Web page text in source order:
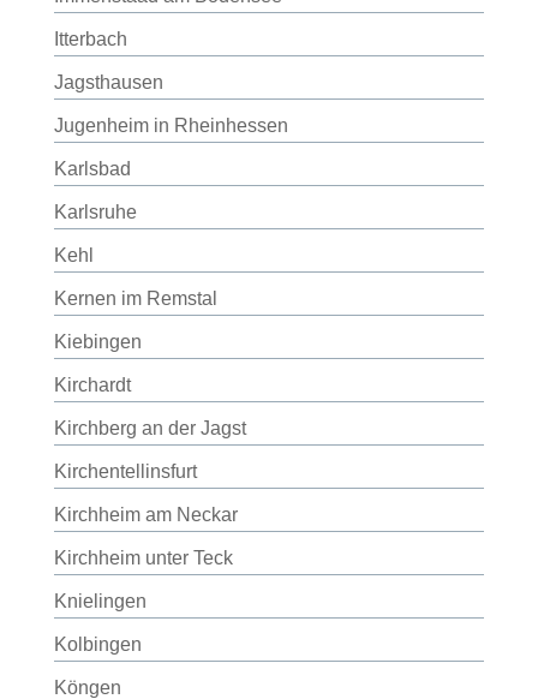
Itterbach
Jagsthausen
Jugenheim in Rheinhessen
Karlsbad
Karlsruhe
Kehl
Kernen im Remstal
Kiebingen
Kirchardt
Kirchberg an der Jagst
Kirchentellinsfurt
Kirchheim am Neckar
Kirchheim unter Teck
Knielingen
Kolbingen
Köngen